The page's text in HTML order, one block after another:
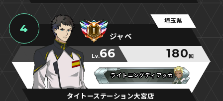
4
埼玉県
ジャベ
Lv.66 180 回
ライトニングディアッカ
ライトニングディアッカ
ライトニングディアッカ
タイトーステーション大宮店